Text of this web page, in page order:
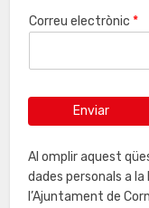
Correu electrònic*
Enviar
Al omplir aquest
dades personals a
l’Ajuntament de